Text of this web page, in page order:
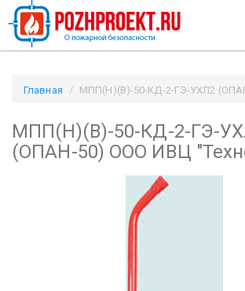
Главная
МПП(Н)(В)-50-КД-2-ГЭ-УХЛ2
МПП(Н)(В)-50-КД-2-ГЭ-
(ОПАН-50) ООО ИВЦ